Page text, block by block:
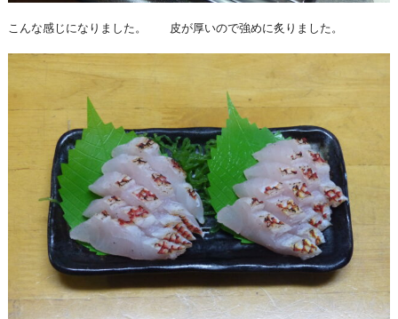
こんな感じになりました。 皮が厚いので強めに炙りました。